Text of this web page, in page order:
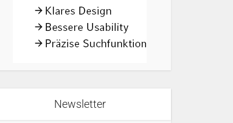
Newsletter